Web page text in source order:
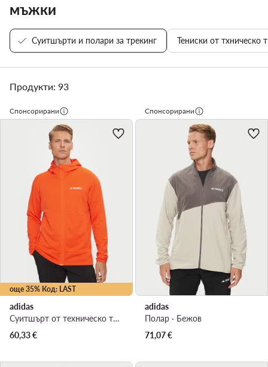
мъжки
Суитшърти и полари за трекинг Тениски от тхническо
Продукти: 93
Спонсорирани
още 35% Код: LAST
adidas
Суитшърт от техническо трико · Оранжев
60,33€
Спонсорирани
adidas
Полар · Бежов
71,07€